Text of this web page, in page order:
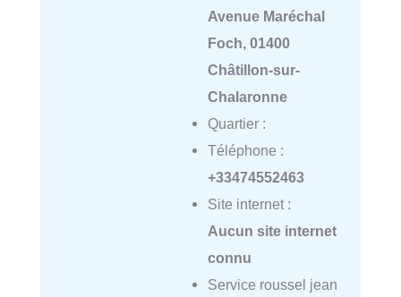
Avenue Maréchal
Foch, 01400
Châtillon-sur-
Chalaronne
Quartier :
Téléphone :
+33474552463
Site internet :
Aucun site internet
connu
Service roussel jean